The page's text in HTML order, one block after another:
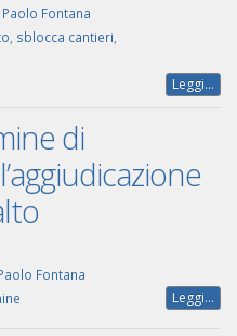
Paolo Fontana
sblocca cantieri
Leggi...
di
Fontana
Leggi...